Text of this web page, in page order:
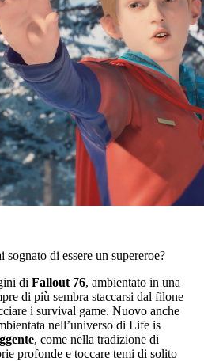
di essere un supereroe?
di Fallout 76, ambientato in una
di più sembra staccarsi dal filone
i survival game. Nuovo anche
nell’universo di Life is
, come nella tradizione di
profonde e toccare temi di solito